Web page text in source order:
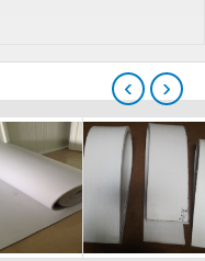
‹ ›